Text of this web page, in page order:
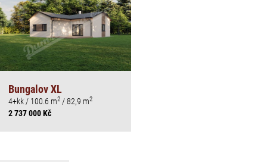
Bungalov XL
4+kk / 100.6 m2 / 82,9 m2
2 737 000 Kč